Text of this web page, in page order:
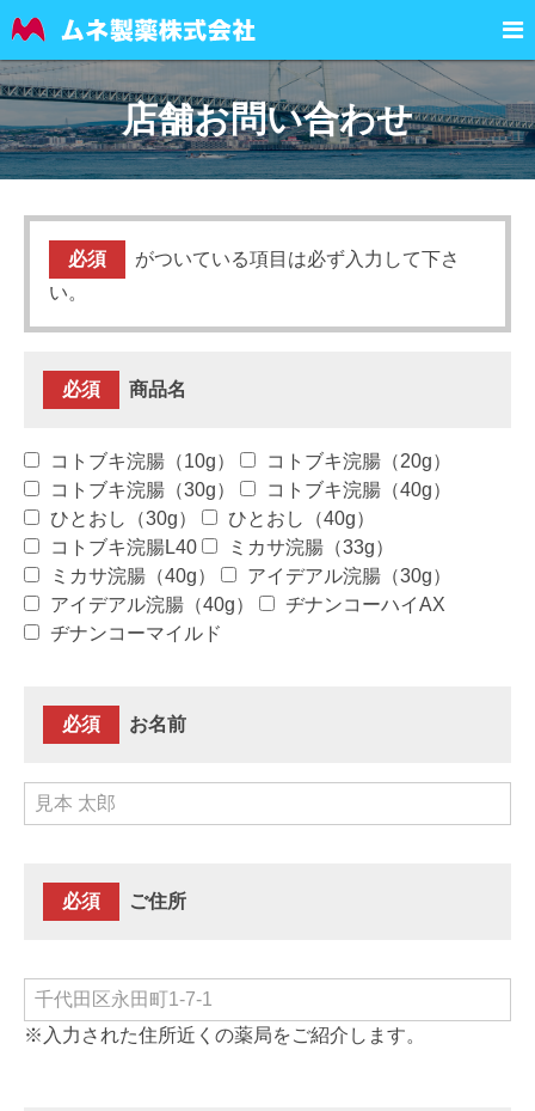

店舗お問い合わせ
必須
がついている項目は必ず入力して下さ
い。
必須 商品名
コトブキ浣腸（10g）
コトブキ浣腸（20g）
コトブキ浣腸（30g）
コトブキ浣腸（40g）
ひとおし（30g）
ひとおし（40g）
コトブキ浣腸L40
ミカサ浣腸（33g）
ミカサ浣腸（40g）
アイデアル浣腸（30g）
アイデアル浣腸（40g）
ヂナンコーハイAX
ヂナンコーマイルド
必須 お名前
必須 ご住所
※入力された住所近くの薬局をご紹介します。